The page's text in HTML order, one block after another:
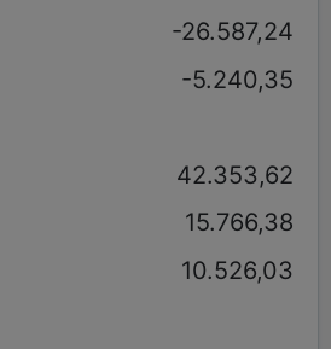
-26.587,24
-5.240,35
42.353,62
15.766,38
10.526,03